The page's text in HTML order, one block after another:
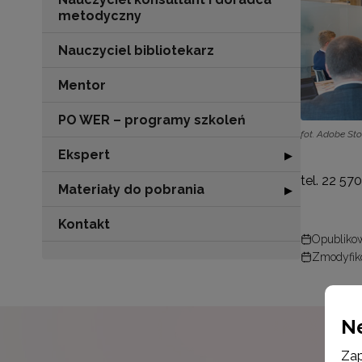
metodyczny
Nauczyciel bibliotekarz
Mentor
PO WER – programy szkoleń
Ekspert Rozwiń sekcję
▶
Materiały do pobrania Rozwiń sekcję
▶
Kontakt
fot. Adobe
tel. 22